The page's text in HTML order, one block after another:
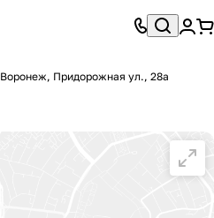
Воронеж, Придорожная ул., 28а